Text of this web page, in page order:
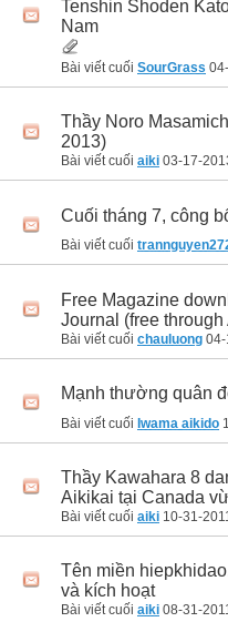
Tenshin Shoden
Nam
Bài viết cuối SourGrass
Thầy Noro
2013)
Bài viết cuối aiki 03-17-
Cuối tháng 7, công
Bài viết cuối
Free Magazine
Journal (free through
Bài viết cuối chauluong
Mạnh thường quân
Bài viết cuối Iwama aikido
Thầy Kawahara 8
Aikikai tại Canada
Bài viết cuối aiki 10-31-
Tên miền
và kích hoạt
Bài viết cuối aiki 08-31-